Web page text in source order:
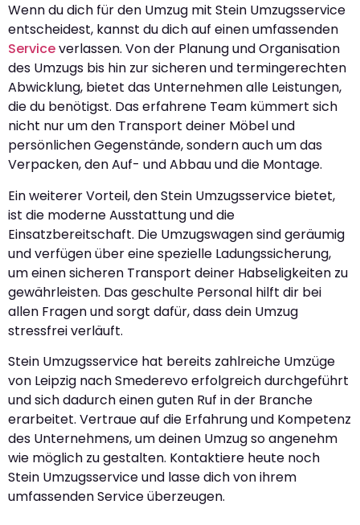
Wenn du dich für den Umzug mit Stein Umzugsservice
entscheidest, kannst du dich auf einen umfassenden
Serviceverlassen. Von der Planung und Organisation
des Umzugs bis hin zur sicheren und termingerechten
Abwicklung, bietet das Unternehmen alle Leistungen,
die du benötigst. Das erfahrene Team kümmert sich
nicht nur um den Transport deiner Möbel und
persönlichen Gegenstände, sondern auch um das
Verpacken, den Auf- und Abbau und die Montage.
Ein weiterer Vorteil, den Stein Umzugsservice bietet,
ist die moderne Ausstattung und die
Einsatzbereitschaft. Die Umzugswagen sind geräumig
und verfügen über eine spezielle Ladungssicherung,
um einen sicheren Transport deiner Habseligkeiten zu
gewährleisten. Das geschulte Personal hilft dir bei
allen Fragen und sorgt dafür, dass dein Umzug
stressfrei verläuft.
Stein Umzugsservice hat bereits zahlreiche Umzüge
von Leipzig nach Smederevo erfolgreich durchgeführt
und sich dadurch einen guten Ruf in der Branche
erarbeitet. Vertraue auf die Erfahrung und Kompetenz
des Unternehmens, um deinen Umzug so angenehm
wie möglich zu gestalten. Kontaktiere heute noch
Stein Umzugsservice und lasse dich von ihrem
umfassenden Service überzeugen.